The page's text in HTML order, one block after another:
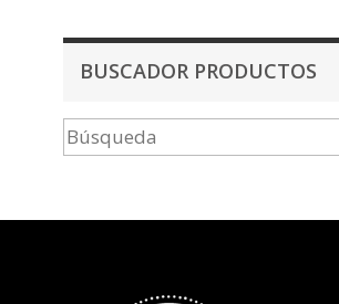
BUSCADOR PRODUCTOS